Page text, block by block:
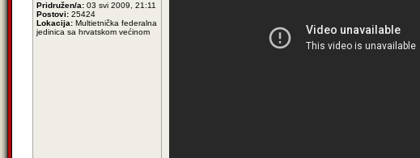
Pridružen/a: 03 svi 2009, 21:11
Postovi: 25424
Lokacija: Multietnička federalna
jedinica sa hrvatskom većinom